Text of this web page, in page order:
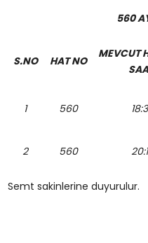
560
S.NO HAT NO
MEVCUT
1 560
2 560
Semt sakinlerine duyurulur.